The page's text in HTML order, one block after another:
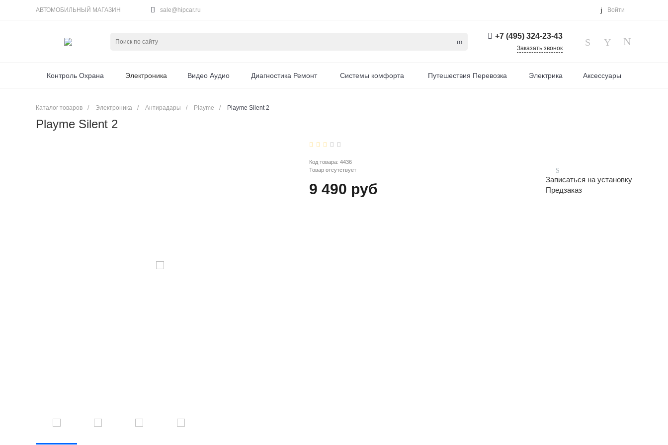
АВТОМОБИЛЬНЫЙ МАГАЗИН sale@hipcar.ru Войти
+7 (495) 324-23-43
Заказать звонок
Контроль Охрана Электроника Видео Аудио Диагностика Ремонт Системы комфорта Путешествия Перевозка Электрика Аксессуары
Каталог товаров / Электроника / Антирадары / Playme / Playme Silent 2
Playme Silent 2
Код товара: 4436
Товар отсутствует
9 490 руб
Записаться на установку
Предзаказ